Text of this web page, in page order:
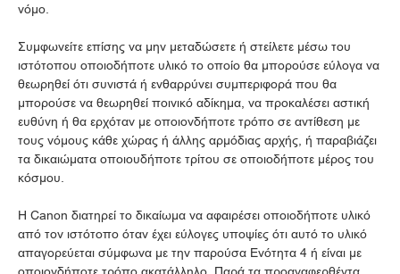
νόμο.
Συμφωνείτε επίσης να μην μεταδώσετε ή στείλετε μέσω του
ιστότοπου οποιοδήποτε υλικό το οποίο θα μπορούσε εύλογα να
θεωρηθεί ότι συνιστά ή ενθαρρύνει συμπεριφορά που θα
μπορούσε να θεωρηθεί ποινικό αδίκημα, να προκαλέσει αστική
ευθύνη ή θα ερχόταν με οποιονδήποτε τρόπο σε αντίθεση με
τους νόμους κάθε χώρας ή άλλης αρμόδιας αρχής, ή παραβιάζει
τα δικαιώματα οποιουδήποτε τρίτου σε οποιοδήποτε μέρος του
κόσμου.
Η Canon διατηρεί το δικαίωμα να αφαιρέσει οποιοδήποτε υλικό
από τον ιστότοπο όταν έχει εύλογες υποψίες ότι αυτό το υλικό
απαγορεύεται σύμφωνα με την παρούσα Ενότητα 4 ή είναι με